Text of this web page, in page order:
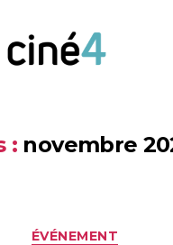
: novembre
Categories
ÉVÉNEMENT